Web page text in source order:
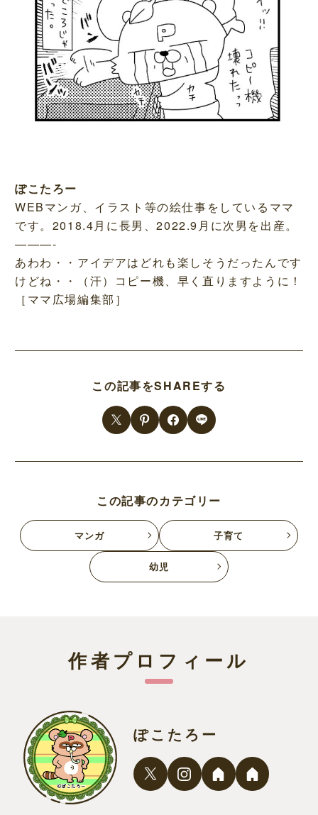
ぽこたろー
WEBマンガ、イラスト等の絵仕事をしているママ
です。2018.4月に長男、2022.9月に次男を出産。
———-
あわわ・・アイデアはどれも楽しそうだったんです
けどね・・（汗）コピー機、早く直りますように！
［ママ広場編集部］
この記事をSHAREする
この記事のカテゴリー
マンガ 子育て
幼児
作者プロフィール
ぽこたろー